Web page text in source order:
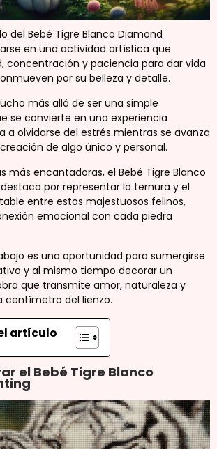
del Bebé Tigre Blanco Diamond
en una actividad artística que
concentración y paciencia para dar vida
por su belleza y detalle.
más allá de ser una simple
se convierte en una experiencia
a olvidarse del estrés mientras se avanza
de algo único y personal.
más encantadoras, el Bebé Tigre Blanco
por representar la ternura y el
entre estos majestuosos felinos,
emocional con cada piedra
es una oportunidad para sumergirse
y al mismo tiempo decorar un
que transmite amor, naturaleza y
centímetro del lienzo.
artículo
el Bebé Tigre Blanco